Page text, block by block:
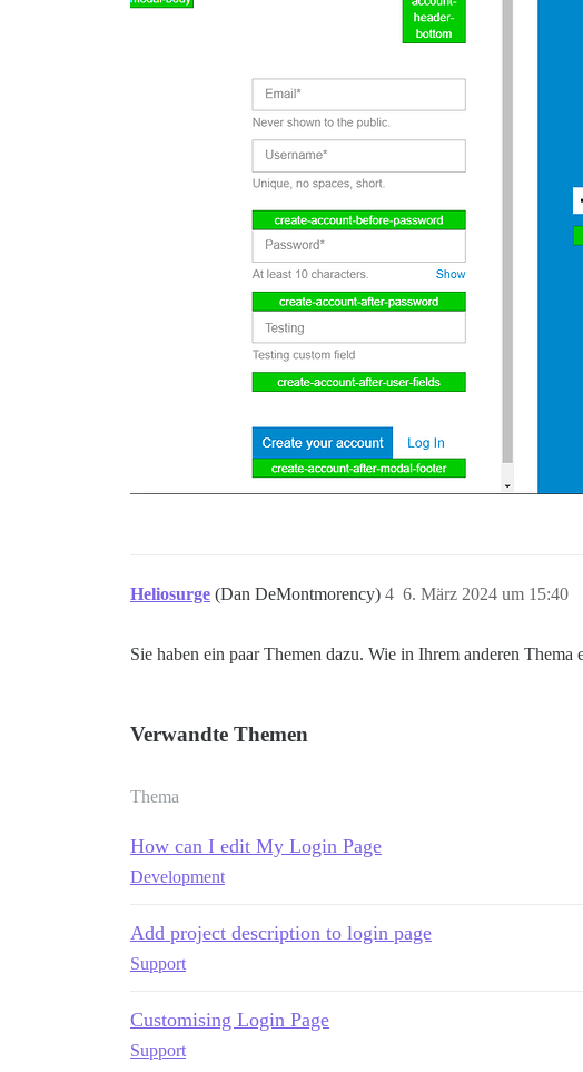
Heliosurge (Dan DeMontmorency) 6. März 2024 um 15:40
4
Sie haben ein paar Themen dazu. Wie in Ihrem anderen
Verwandte Themen
Thema
How can I edit My Login Page
Development
Add project description to login page
Support
Customising Login Page
Support